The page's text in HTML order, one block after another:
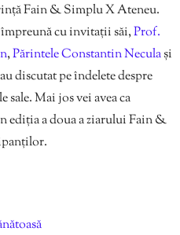
Fain & Simplu X Ateneu.
împreună cu invitații săi,Prof.
,Părintele Constantin Neculași
discutat pe îndelete despre
Mai jos vei avea ca
ediția a doua a ziarului Fain &